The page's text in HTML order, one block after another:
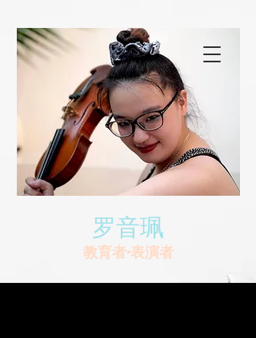
罗音珮
教育者•表演者